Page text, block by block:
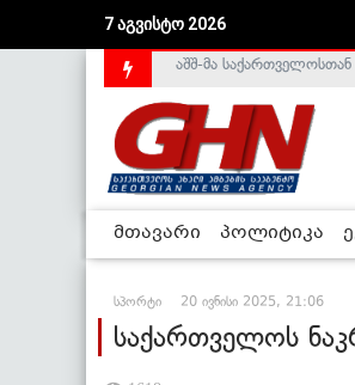
7 აგვისტო 2026
საქართველოს დე-ფაქტო
მთავარი პოლიტიკა
სპორტი 20 ივნისი 2025, 21:06
საქართველოს